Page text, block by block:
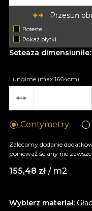
Przesuń
Rotește
Pokaż płytki
Wybierz materiał:
Seteaza dimensiunile:
Lungime (max 1664cm)
Centymetry
Zalecamy dodanie
ponieważ ściany nie zawsze
155,48 zł / m2